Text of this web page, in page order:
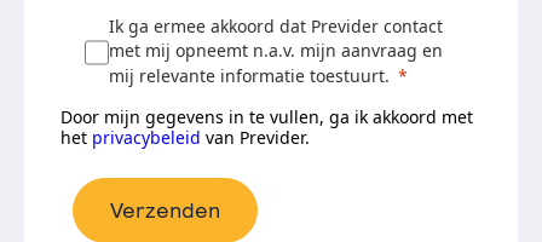
Ik ga ermee akkoord dat Previder contact
met mij opneemt n.a.v. mijn aanvraag en
mij relevante informatie toestuurt.
Door mijn gegevens in te vullen, ga ik akkoord met
het privacybeleid van Previder.
Verzenden